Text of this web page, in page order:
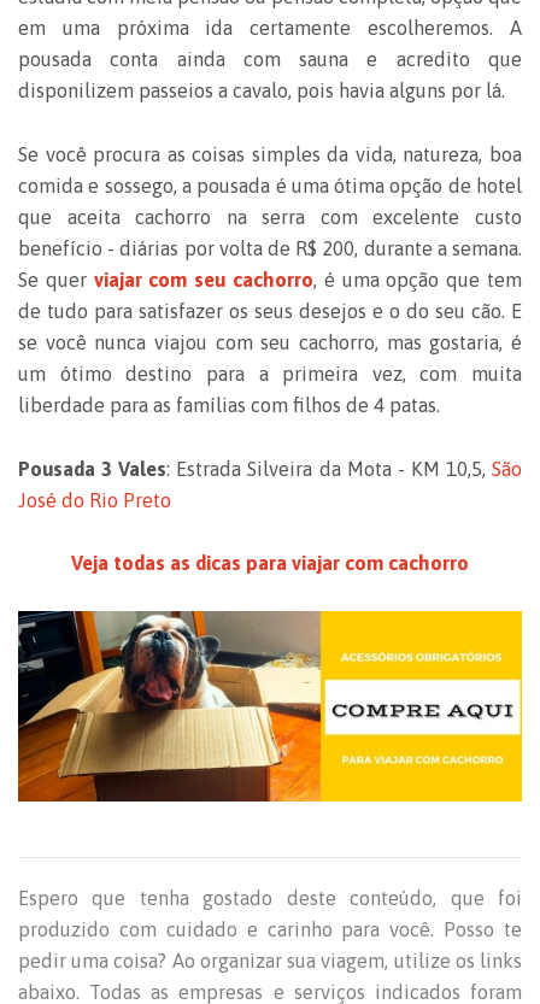
em uma próxima ida certamente escolheremos. A
pousada conta ainda com sauna e acredito que
disponilizem passeios a cavalo, pois havia alguns por lá.
Se você procura as coisas simples da vida, natureza, boa
comida e sossego, a pousada é uma ótima opção de hotel
que aceita cachorro na serra com excelente custo
benefício - diárias por volta de R$ 200, durante a semana.
Se quer viajar com seu cachorro, é uma opção que tem
de tudo para satisfazer os seus desejos e o do seu cão. E
se você nunca viajou com seu cachorro, mas gostaria, é
um ótimo destino para a primeira vez, com muita
liberdade para as famílias com filhos de 4 patas.
Pousada 3 Vales: Estrada Silveira da Mota - KM 10,5,São
José do Rio Preto
Veja todas as dicas para viajar com cachorro
Espero que tenha gostado deste conteúdo, que foi
produzido com cuidado e carinho para você. Posso te
pedir uma coisa? Ao organizar sua viagem, utilize os links
abaixo. Todas as empresas e serviços indicados foram